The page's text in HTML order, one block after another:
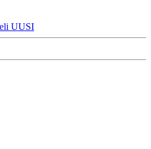
UUSI